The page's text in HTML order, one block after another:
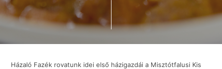
Házaló Fazék rovatunk idei első házigazdái a Misztótfalusi Kis